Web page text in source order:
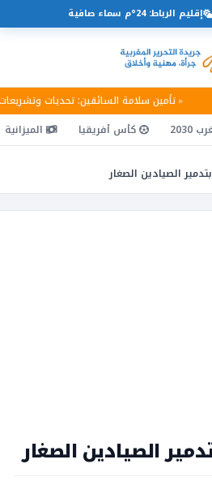
تأمين سلامة السائقين: تحديات
إقليم الرباط: 24°م سماء صافية
2030 كأس أفريقيا الميزانية
الصيادين الصغار
الصيادين الصغار